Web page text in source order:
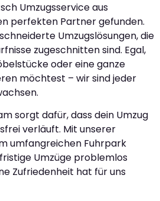
Umzugsservice aus
perfekten Partner gefunden.
Umzugslösungen, die
zugeschnitten sind. Egal,
oder eine ganze
möchtest – wir sind jeder
sorgt dafür, dass dein Umzug
verläuft. Mit unserer
umfangreichen Fuhrpark
Umzüge problemlos
Zufriedenheit hat für uns